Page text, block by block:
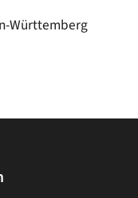
Württemberg